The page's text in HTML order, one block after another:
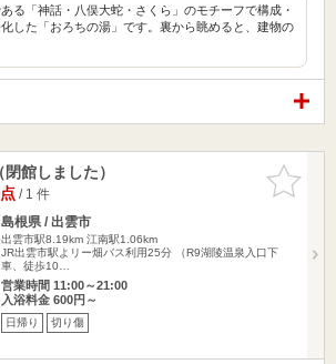
る「神話・八俣大蛇・さくら」のモチーフで構成・
した「おろちの湯」です。裏から眺めると、建物の
お気に入
りに追加
館しました）
/ 1 件
島根県 / 出雲市
出雲市駅8.19km 江南駅1.06km
JR出雲市駅よリー畑バス利用25分 （R9湖陵温泉入口下
車、徒歩10…
営業時間 11:00～21:00
入浴料金 600円～
日帰り 切り傷